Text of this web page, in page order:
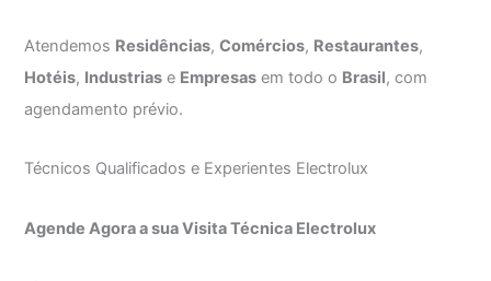
Atendemos Residências,Comércios, Restaurantes,
Hotéis, Industrias e Empresas em todo o Brasil, com
agendamento prévio.
Técnicos Qualificados e Experientes Electrolux
Agende Agora a sua Visita Técnica Electrolux